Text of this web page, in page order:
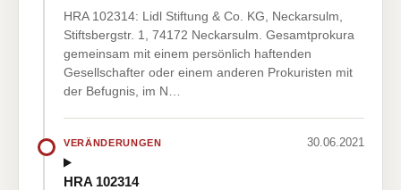
HRA 102314: Lidl Stiftung & Co. KG, Neckarsulm,
Stiftsbergstr. 1, 74172 Neckarsulm. Gesamtprokura
gemeinsam mit einem persönlich haftenden
Gesellschafter oder einem anderen Prokuristen mit
der Befugnis, im N…
VERÄNDERUNGEN 30.06.2021
HRA 102314